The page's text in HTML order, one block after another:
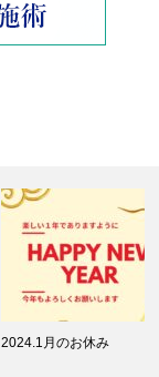
2024.1月のお休み